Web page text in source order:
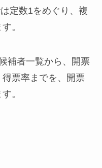
定数1をめぐり、複
。
補者一覧から、開票
票率までを、開票
。